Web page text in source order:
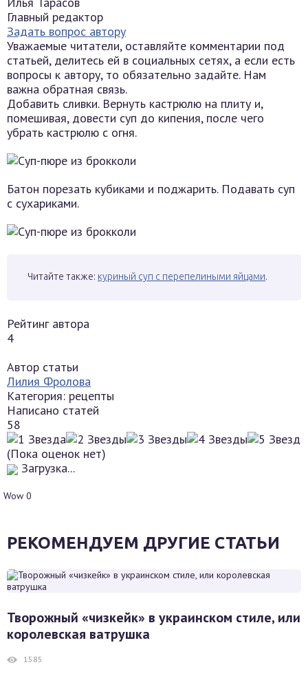
Главный редактор
Задать вопрос автору
Уважаемые читатели, оставляйте комментарии под
статьей, делитесь ей в социальных сетях, а если есть
вопросы к автору, то обязательно задайте. Нам
важна обратная связь.
Добавить сливки. Вернуть кастрюлю на плиту и,
помешивая, довести суп до кипения, после чего
убрать кастрюлю с огня.
Батон порезать кубиками и поджарить. Подавать суп
с сухариками.
Читайте также: куриный суп с перепелиными яйцами.
Рейтинг автора
4
Автор статьи
Лилия Фролова
Категория: рецепты
Написано статей
58
(Пока оценок нет)
Загрузка...
Wow 0
РЕКОМЕНДУЕМ ДРУГИЕ СТАТЬИ
Творожный «чизкейк» в украинском стиле, или
королевская ватрушка
1585